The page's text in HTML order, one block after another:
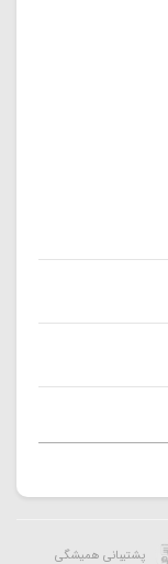
پشتیبانی همیشگی